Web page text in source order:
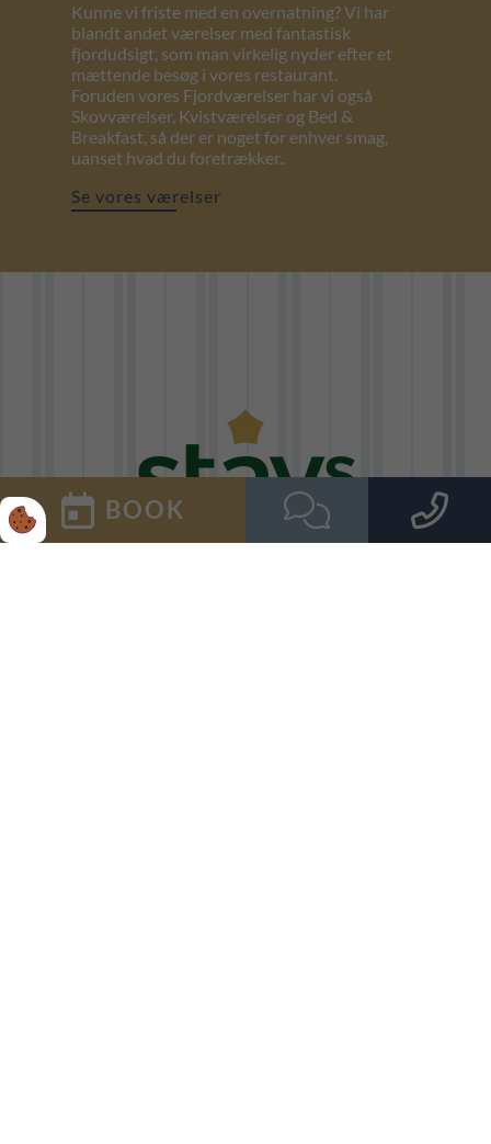
BOOK
Kunne vi friste med en overnatning? Vi har
blandt andet værelser med fantastisk
fjordudsigt, som man virkelig nyder efter et
mættende besøg i vores restaurant.
Foruden vores Fjordværelser har vi også
Skovværelser, Kvistværelser og Bed &
Breakfast, så der er noget for enhver smag,
uanset hvad du foretrækker..
Se vores værelser